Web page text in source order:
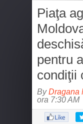
Piaţa
pentru
condiţii
ByDragana
ora 7:30 AM